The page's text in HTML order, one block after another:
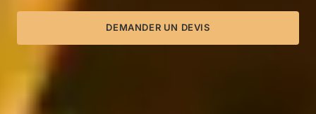
DEMANDER UN DEVIS